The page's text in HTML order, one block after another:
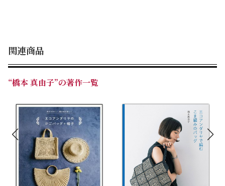
関連商品
“橋本 真由子”の著作一覧